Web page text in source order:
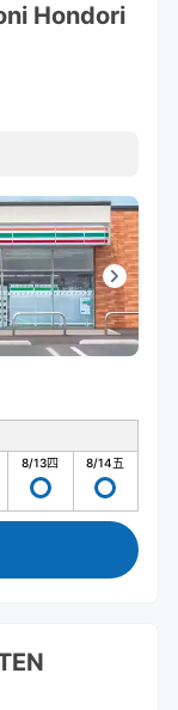
Hondori
8/13四 8/14五